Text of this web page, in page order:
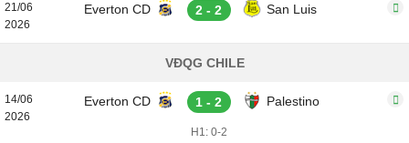
21/06
2026
Everton CD 2 - 2 San Luis
VĐQG CHILE
14/06
2026
Everton CD 1 - 2 Palestino
H1: 0-2